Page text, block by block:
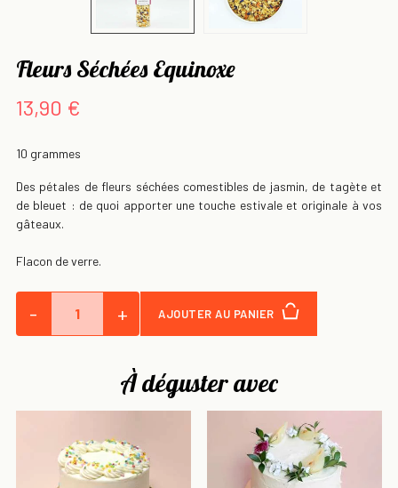
Fleurs Séchées Equinoxe
13,90 €
10 grammes
Des pétales de fleurs séchées comestibles de jasmin, de tagète et
de bleuet : de quoi apporter une touche estivale et originale à vos
gâteaux.
Flacon de verre.
- + AJOUTER AU PANIER
À déguster avec